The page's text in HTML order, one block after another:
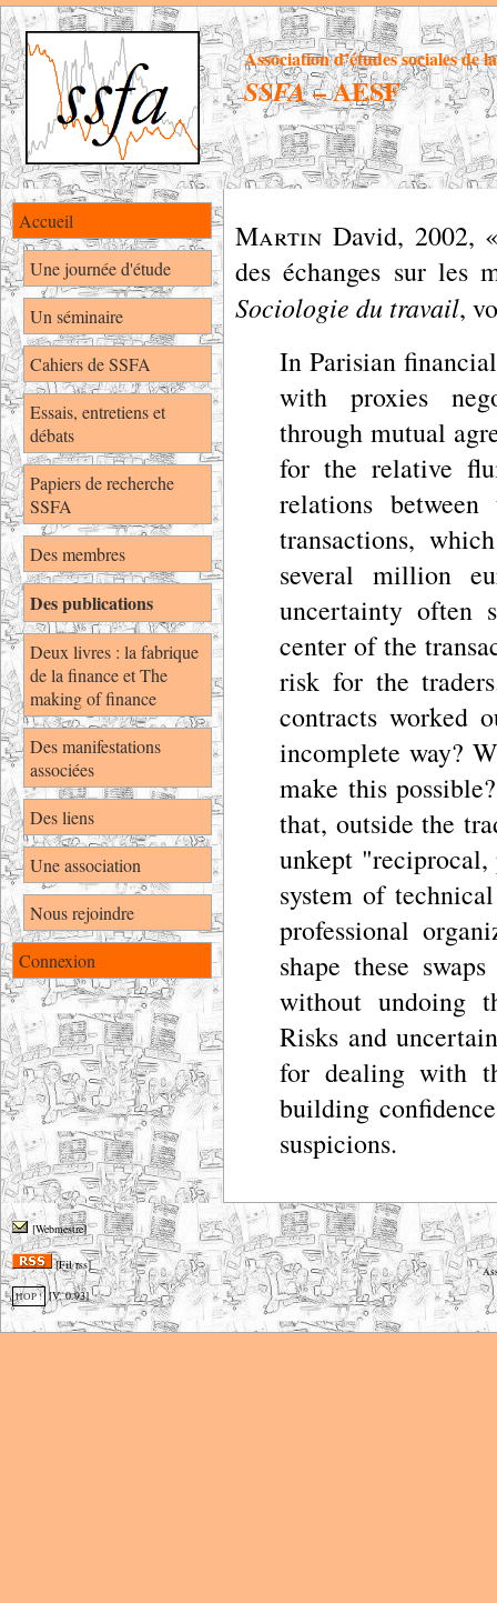
Association d’études sociales de
SSFA– AESF
Accueil
Une journée d'étude
Un séminaire
Cahiers de SSFA
Essais, entretiens et
débats
Papiers de recherche
SSFA
Des membres
Des publications
Deux livres : la fabrique
de la finance et The
making of finance
Des manifestations
associées
Des liens
Une association
Nous rejoindre
Connexion
MartinDavid, 2002,
des échanges sur les
Sociologie du travail,
In Parisian
with proxies
through mutual
for the relative
relations
transactions,
several million
uncertainty often
center of the
risk for the
contracts worked
incomplete way?
make this
that, outside the
unkept "reciprocal,
system of
professional
shape these
without undoing
Risks and
for dealing with
building
suspicions.
[Webmestre]
[Fil rss]
HOP ! [V. 0.93]